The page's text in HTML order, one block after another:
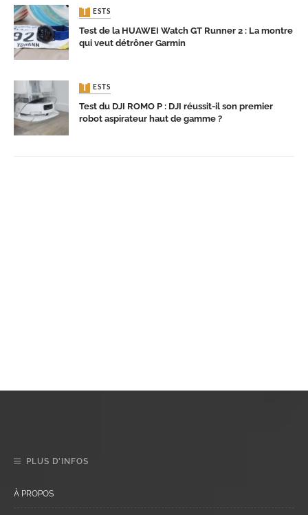
TESTS
Test de la HUAWEI Watch GT Runner 2 : La montre
qui veut détrôner Garmin
TESTS
Test du DJI ROMO P : DJI réussit-il son premier
robot aspirateur haut de gamme ?
PLUS D’INFOS
À PROPOS